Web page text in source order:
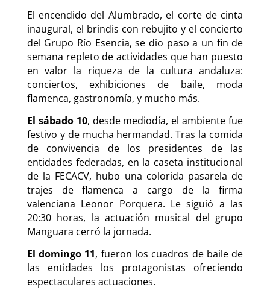
El encendido del Alumbrado, el corte de cinta
inaugural, el brindis con rebujito y el concierto
del Grupo Río Esencia, se dio paso a un fin de
semana repleto de actividades que han puesto
en valor la riqueza de la cultura andaluza:
conciertos, exhibiciones de baile, moda
flamenca, gastronomía, y mucho más.
El sábado 10, desde mediodía, el ambiente fue
festivo y de mucha hermandad. Tras la comida
de convivencia de los presidentes de las
entidades federadas, en la caseta institucional
de la FECACV, hubo una colorida pasarela de
trajes de flamenca a cargo de la firma
valenciana Leonor Porquera. Le siguió a las
20:30 horas, la actuación musical del grupo
Manguara cerró la jornada.
El domingo 11, fueron los cuadros de baile de
las entidades los protagonistas ofreciendo
espectaculares actuaciones.